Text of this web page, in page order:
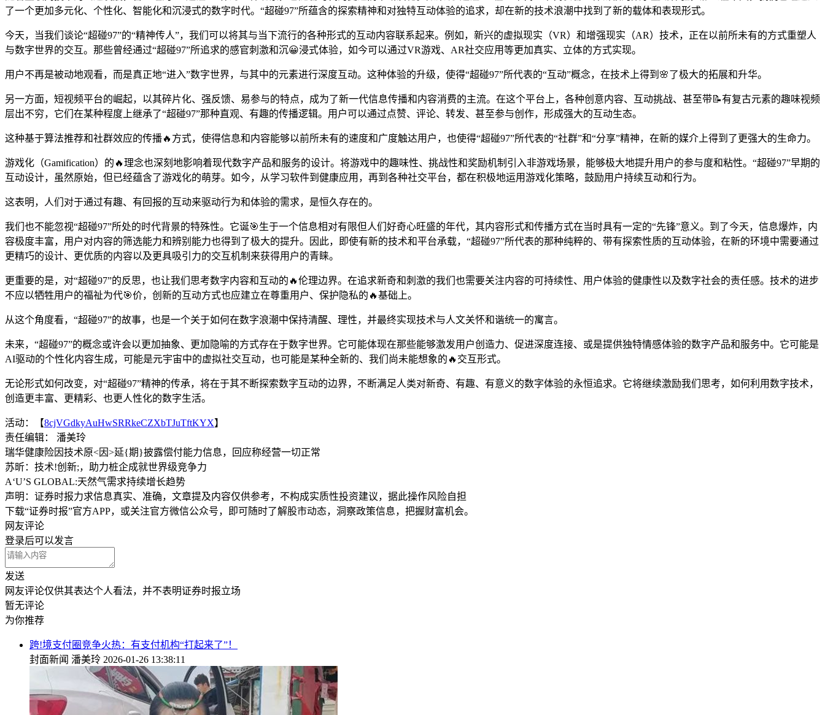
了一个更加多元化、个性化、智能化和沉浸式的数字时代。“超碰97”所蕴含的探索精神和对独特互动体验的追求，却在新的技术浪潮中找到了新的载体和表现形式。
今天，当我们谈论“超碰97”的“精神传人”，我们可以将其与当下流行的各种形式的互动内容联系起来。例如，新兴的虚拟现实（VR）和增强现实（AR）技术，正在以前所未有的方式重塑人
与数字世界的交互。那些曾经通过“超碰97”所追求的感官刺激和沉😀浸式体验，如今可以通过VR游戏、AR社交应用等更加真实、立体的方式实现。
用户不再是被动地观看，而是真正地“进入”数字世界，与其中的元素进行深度互动。这种体验的升级，使得“超碰97”所代表的“互动”概念，在技术上得到🌸了极大的拓展和升华。
另一方面，短视频平台的崛起，以其碎片化、强反馈、易参与的特点，成为了新一代信息传播和内容消费的主流。在这个平台上，各种创意内容、互动挑战、甚至带📝有复古元素的趣味视频
层出不穷，它们在某种程度上继承了“超碰97”那种直观、有趣的传播逻辑。用户可以通过点赞、评论、转发、甚至参与创作，形成强大的互动生态。
这种基于算法推荐和社群效应的传播🔥方式，使得信息和内容能够以前所未有的速度和广度触达用户，也使得“超碰97”所代表的“社群”和“分享”精神，在新的媒介上得到了更强大的生命力。
游戏化（Gamification）的🔥理念也深刻地影响着现代数字产品和服务的设计。将游戏中的趣味性、挑战性和奖励机制引入非游戏场景，能够极大地提升用户的参与度和粘性。“超碰97”早期的
互动设计，虽然原始，但已经蕴含了游戏化的萌芽。如今，从学习软件到健康应用，再到各种社交平台，都在积极地运用游戏化策略，鼓励用户持续互动和行为。
这表明，人们对于通过有趣、有回报的互动来驱动行为和体验的需求，是恒久存在的。
我们也不能忽视“超碰97”所处的时代背景的特殊性。它诞🎯生于一个信息相对有限但人们好奇心旺盛的年代，其内容形式和传播方式在当时具有一定的“先锋”意义。到了今天，信息爆炸，内
容极度丰富，用户对内容的筛选能力和辨别能力也得到了极大的提升。因此，即使有新的技术和平台承载，“超碰97”所代表的那种纯粹的、带有探索性质的互动体验，在新的环境中需要通过
更精巧的设计、更优质的内容以及更具吸引力的交互机制来获得用户的青睐。
更重要的是，对“超碰97”的反思，也让我们思考数字内容和互动的🔥伦理边界。在追求新奇和刺激的我们也需要关注内容的可持续性、用户体验的健康性以及数字社会的责任感。技术的进步
不应以牺牲用户的福祉为代🎯价，创新的互动方式也应建立在尊重用户、保护隐私的🔥基础上。
从这个角度看，“超碰97”的故事，也是一个关于如何在数字浪潮中保持清醒、理性，并最终实现技术与人文关怀和谐统一的寓言。
未来，“超碰97”的概念或许会以更加抽象、更加隐喻的方式存在于数字世界。它可能体现在那些能够激发用户创造力、促进深度连接、或是提供独特情感体验的数字产品和服务中。它可能是
AI驱动的个性化内容生成，可能是元宇宙中的虚拟社交互动，也可能是某种全新的、我们尚未能想象的🔥交互形式。
无论形式如何改变，对“超碰97”精神的传承，将在于其不断探索数字互动的边界，不断满足人类对新奇、有趣、有意义的数字体验的永恒追求。它将继续激励我们思考，如何利用数字技术，
创造更丰富、更精彩、也更人性化的数字生活。
活动：【8cjVGdkyAuHwSRRkeCZXbTJuTftKYX】
责任编辑： 潘美玲
瑞华健康险因技术原<因>延{期}披露偿付能力信息，回应称经营一切正常
苏昕：技术!创新;，助力桩企成就世界级竞争力
A‘U’S GLOBAL:天然气需求持续增长趋势
声明：证券时报力求信息真实、准确，文章提及内容仅供参考，不构成实质性投资建议，据此操作风险自担
下载“证券时报”官方APP，或关注官方微信公众号，即可随时了解股市动态，洞察政策信息，把握财富机会。
网友评论
登录后可以发言
发送
网友评论仅供其表达个人看法，并不表明证券时报立场
暂无评论
为你推荐
跨!境支付圈竞争火热：有支付机构“打起来了”！
封面新闻 潘美玲 2026-01-26 13:38:11